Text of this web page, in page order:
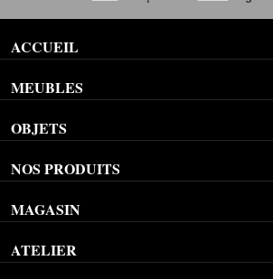
ACCUEIL
MEUBLES
OBJETS
NOS PRODUITS
MAGASIN
ATELIER